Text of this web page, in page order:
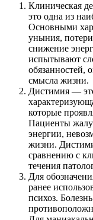
Клиническая
это одна из
Основными
уныния,
снижение
испытывают
обязанностей,
смысла жизни.
Дистимия —
которые
Пациенты
энергии,
жизни.
сравнению с
течения
Для
ранее
психоз.